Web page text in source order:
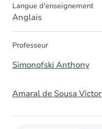
Langue d'enseignement
Anglais
Professeur
Simonofski Anthony
Amaral de Sousa Victor